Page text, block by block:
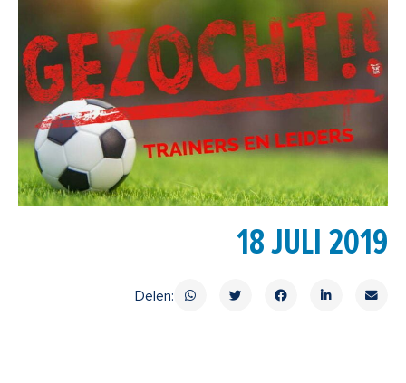
18 JULI 2019
Delen: